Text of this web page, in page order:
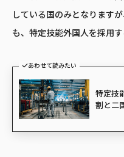
している国のみとなります
も、特定技能外国人を採用す
あわせて読みたい
特定技
割と二